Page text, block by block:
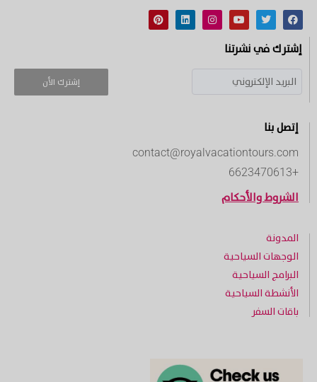
إشترك في نشرتنا
إشترك الأن
إتصل بنا
contact@royalvacationtours.com
+6623470613
الشروط والأحكام
المدونة
الوجهات السياحية
البرامج السياحية
الأنشطة السياحية
باقات السفر